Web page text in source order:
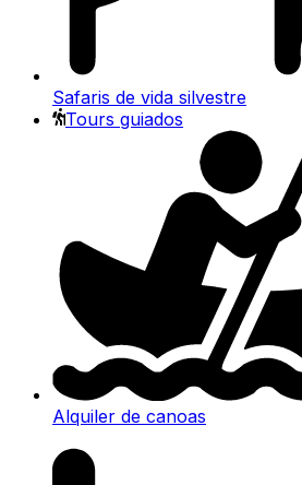
Safaris de vida silvestre
Tours guiados
Alquiler de canoas